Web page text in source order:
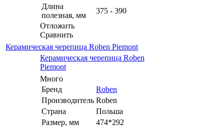
Длина
полезная, мм
375 - 390
Отложить
Сравнить
Керамическая черепица Roben Piemont
Керамическая черепица Roben
Piemont
Много
Бренд
Roben
Производитель Roben
Страна
Польша
Размер, мм
474*292